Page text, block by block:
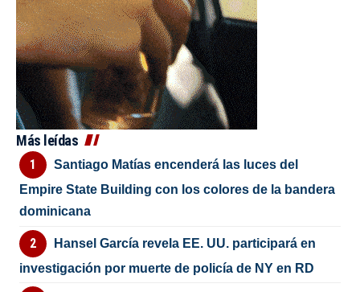
Más leídas
Santiago Matías encenderá las luces del
Empire State Building con los colores de la bandera
dominicana
Hansel García revela EE. UU. participará en
investigación por muerte de policía de NY en RD